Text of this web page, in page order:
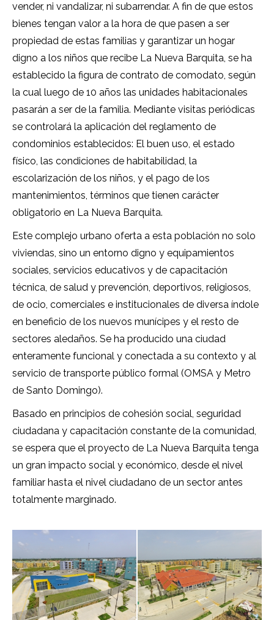
vender, ni vandalizar, ni subarrendar. A fin de que estos
bienes tengan valor a la hora de que pasen a ser
propiedad de estas familias y garantizar un hogar
digno a los niños que recibe La Nueva Barquita, se ha
establecido la figura de contrato de comodato, según
la cual luego de 10 años las unidades habitacionales
pasarán a ser de la familia. Mediante visitas periódicas
se controlará la aplicación del reglamento de
condominios establecidos: El buen uso, el estado
físico, las condiciones de habitabilidad, la
escolarización de los niños, y el pago de los
mantenimientos, términos que tienen carácter
obligatorio en La Nueva Barquita.
Este complejo urbano oferta a esta población no solo
viviendas, sino un entorno digno y equipamientos
sociales, servicios educativos y de capacitación
técnica, de salud y prevención, deportivos, religiosos,
de ocio, comerciales e institucionales de diversa índole
en beneficio de los nuevos munícipes y el resto de
sectores aledaños. Se ha producido una ciudad
enteramente funcional y conectada a su contexto y al
servicio de transporte público formal (OMSA y Metro
de Santo Domingo).
Basado en principios de cohesión social, seguridad
ciudadana y capacitación constante de la comunidad,
se espera que el proyecto de La Nueva Barquita tenga
un gran impacto social y económico, desde el nivel
familiar hasta el nivel ciudadano de un sector antes
totalmente marginado.